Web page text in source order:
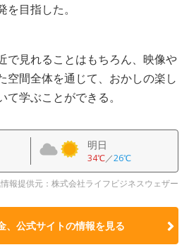
目指した。
で見れることはもちろん、映像や
空間全体を通じて、おかしの楽し
学ぶことができる。
明日
34℃／26℃
報提供元：株式会社ライフビジネスウェザー
、公式サイトの情報を見る